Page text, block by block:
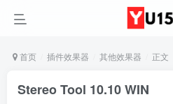
首页 插件效果器 其他效果器 正文
Stereo Tool 10.10 WIN